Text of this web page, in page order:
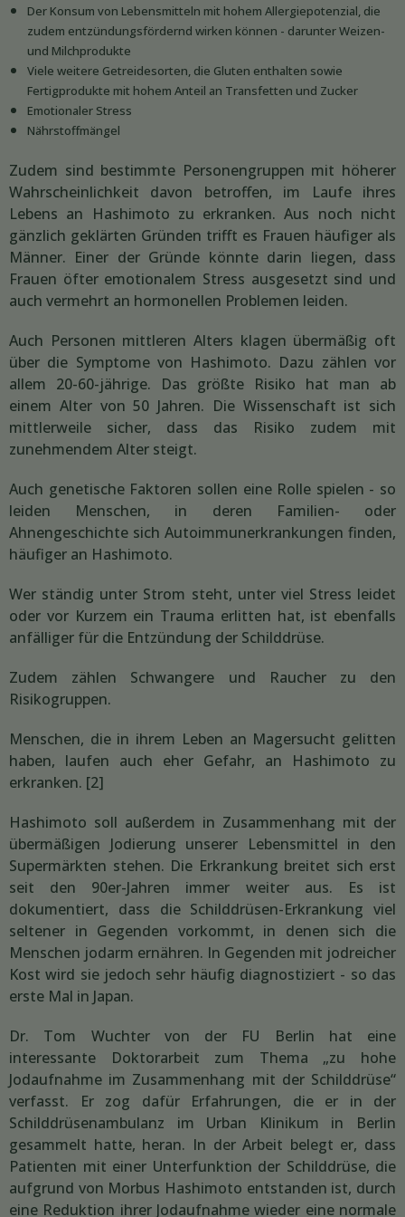
Der Konsum von Lebensmitteln mit hohem Allergiepotenzial, die
zudem entzündungsfördernd wirken können - darunter Weizen-
und Milchprodukte
Viele weitere Getreidesorten, die Gluten enthalten sowie
Fertigprodukte mit hohem Anteil an Transfetten und Zucker
Emotionaler Stress
Nährstoffmängel
Zudem sind bestimmte Personengruppen mit höherer
Wahrscheinlichkeit davon betroffen, im Laufe ihres
Lebens an Hashimoto zu erkranken. Aus noch nicht
gänzlich geklärten Gründen trifft es Frauen häufiger als
Männer. Einer der Gründe könnte darin liegen, dass
Frauen öfter emotionalem Stress ausgesetzt sind und
auch vermehrt an hormonellen Problemen leiden.
Auch Personen mittleren Alters klagen übermäßig oft
über die Symptome von Hashimoto. Dazu zählen vor
allem 20-60-jährige. Das größte Risiko hat man ab
einem Alter von 50 Jahren. Die Wissenschaft ist sich
mittlerweile sicher, dass das Risiko zudem mit
zunehmendem Alter steigt.
Auch genetische Faktoren sollen eine Rolle spielen - so
leiden Menschen, in deren Familien- oder
Ahnengeschichte sich Autoimmunerkrankungen finden,
häufiger an Hashimoto.
Wer ständig unter Strom steht, unter viel Stress leidet
oder vor Kurzem ein Trauma erlitten hat, ist ebenfalls
anfälliger für die Entzündung der Schilddrüse.
Zudem zählen Schwangere und Raucher zu den
Risikogruppen.
Menschen, die in ihrem Leben an Magersucht gelitten
haben, laufen auch eher Gefahr, an Hashimoto zu
erkranken. [2]
Hashimoto soll außerdem in Zusammenhang mit der
übermäßigen Jodierung unserer Lebensmittel in den
Supermärkten stehen. Die Erkrankung breitet sich erst
seit den 90er-Jahren immer weiter aus. Es ist
dokumentiert, dass die Schilddrüsen-Erkrankung viel
seltener in Gegenden vorkommt, in denen sich die
Menschen jodarm ernähren. In Gegenden mit jodreicher
Kost wird sie jedoch sehr häufig diagnostiziert - so das
erste Mal in Japan.
Dr. Tom Wuchter von der FU Berlin hat eine
interessante Doktorarbeit zum Thema „zu hohe
Jodaufnahme im Zusammenhang mit der Schilddrüse“
verfasst. Er zog dafür Erfahrungen, die er in der
Schilddrüsenambulanz im Urban Klinikum in Berlin
gesammelt hatte, heran. In der Arbeit belegt er, dass
Patienten mit einer Unterfunktion der Schilddrüse, die
aufgrund von Morbus Hashimoto entstanden ist, durch
eine Reduktion ihrer Jodaufnahme wieder eine normale